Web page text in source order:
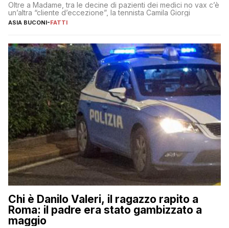
Oltre a Madame, tra le decine di pazienti dei medici no vax c’è
un’altra “cliente d’eccezione”, la tennista Camila Giorgi
ASIA BUCONI-FATTI
Chi è Danilo Valeri, il ragazzo rapito a
Roma: il padre era stato gambizzato a
maggio